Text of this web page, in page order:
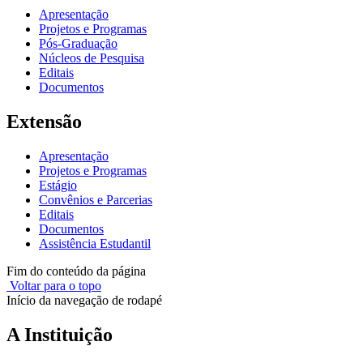
Apresentação
Projetos e Programas
Pós-Graduação
Núcleos de Pesquisa
Editais
Documentos
Extensão
Apresentação
Projetos e Programas
Estágio
Convênios e Parcerias
Editais
Documentos
Assistência Estudantil
Fim do conteúdo da página
Voltar para o topo
Início da navegação de rodapé
A Instituição